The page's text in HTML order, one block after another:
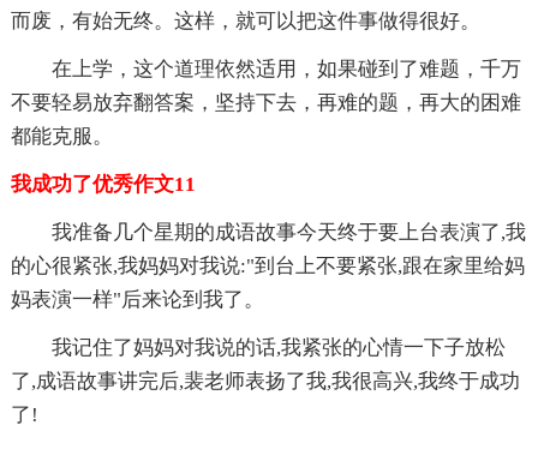
而废，有始无终。这样，就可以把这件事做得很好。
在上学，这个道理依然适用，如果碰到了难题，千万
不要轻易放弃翻答案，坚持下去，再难的题，再大的困难
都能克服。
我成功了优秀作文11
我准备几个星期的成语故事今天终于要上台表演了,我
的心很紧张,我妈妈对我说:"到台上不要紧张,跟在家里给妈
妈表演一样"后来论到我了。
我记住了妈妈对我说的话,我紧张的心情一下子放松
了,成语故事讲完后,裴老师表扬了我,我很高兴,我终于成功
了!